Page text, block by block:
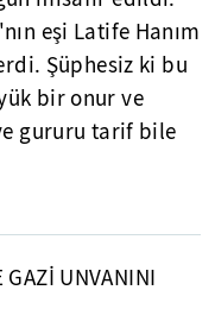
eşi Latife Hanım
Şüphesiz ki bu
bir onur ve
gururu tarif bile
GAZİ UNVANINI